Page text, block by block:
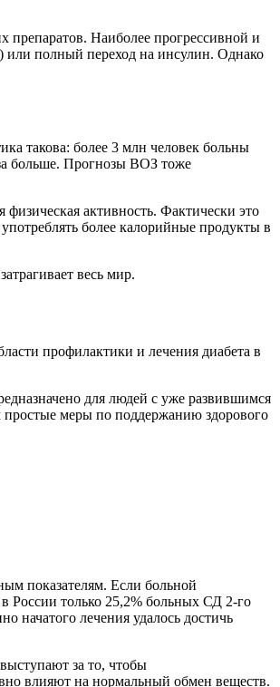
препаратов. Наиболее прогрессивной и
или полный переход на инсулин. Однако
такова: более 3 млн человек больны
больше. Прогнозы ВОЗ тоже
активность. Фактически это
более калорийные продукты в
весь мир.
профилактики и лечения диабета в
для людей с уже развившимся
простые меры по поддержанию здорового
показателям. Если больной
России только 25,2% больных СД 2-го
начатого лечения удалось достичь
за то, чтобы
влияют на нормальный обмен веществ.